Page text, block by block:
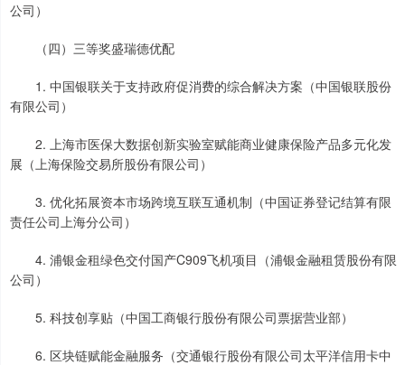
公司）
（四）三等奖盛瑞德优配
1. 中国银联关于支持政府促消费的综合解决方案（中国银联股份
有限公司）
2. 上海市医保大数据创新实验室赋能商业健康保险产品多元化发
展（上海保险交易所股份有限公司）
3. 优化拓展资本市场跨境互联互通机制（中国证券登记结算有限
责任公司上海分公司）
4. 浦银金租绿色交付国产C909飞机项目（浦银金融租赁股份有限
公司）
5. 科技创享贴（中国工商银行股份有限公司票据营业部）
6. 区块链赋能金融服务（交通银行股份有限公司太平洋信用卡中